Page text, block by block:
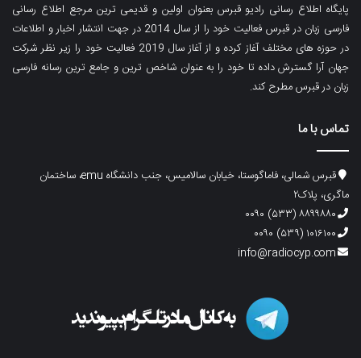
پایگاه اطلاع رسانی رادیو قبرس بعنوان اولین و قدیمی ترین مرجع اطلاع رسانی
فارسی زبان در قبرس فعالیت خود را از سال 2014 در جهت انتشار اخبار و اطلاعات
در حوزه های مختلف آغاز کرده و از آغاز سال 2019 فعالیت خود را زیر نظر شرکت
جهان آرا گسترش داده تا خود را به عنوان شاخص ترین و جامع ترین رسانه فارسی
زبان در قبرس مطرح کند.
تماس با ما
قبرس شمالی، فاماگوستا، خیابان سالامیس، جنب دانشگاه emu، ساختمان
ماگری، پلاک۲
۸۸۹۹۸۸۰ (۵۳۳) ۰۰۹۰
۱۰۱۶۱۰۰ (۵۳۹) ۰۰۹۰
info@radiocyp.com